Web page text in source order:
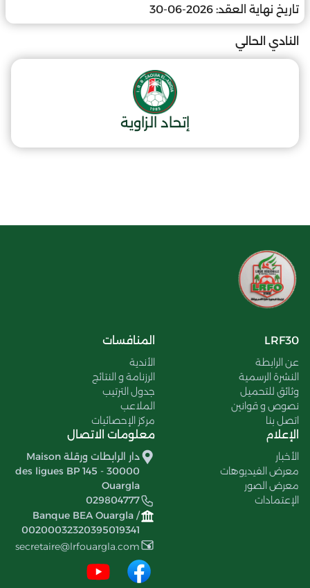
تاريخ نهاية العقد: 2026-06-30
النادي الحالي
إتحاد الزاوية
LRF30
عن الرابطة
النشرة الرسمية
وثائق للتحميل
نصوص و قوانين
اتصل بنا
المنافسات
الأندية
الرزنامة و النتائج
جدول الترتيب
الملاعب
مركز الإحصائيات
الإعلام
الأخبار
معرض الفيديوهات
معرض الصور
الإعتمادات
معلومات الاتصال
دار الرابطات ورقلة Maison
des ligues BP 145 - 30000
Ouargla
029804777
Banque BEA Ouargla /
00200032320395019341
secretaire@lrfouargla.com